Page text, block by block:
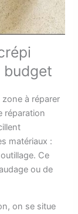
à réparer
réparation
matériaux :
Ce
ou de
on se situe